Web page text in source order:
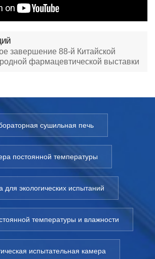
завершение 88-й Китайской
фармацевтической выставки
сушильная печь
постоянной температуры
для экологических испытаний
температуры и влажности
испытательная камера